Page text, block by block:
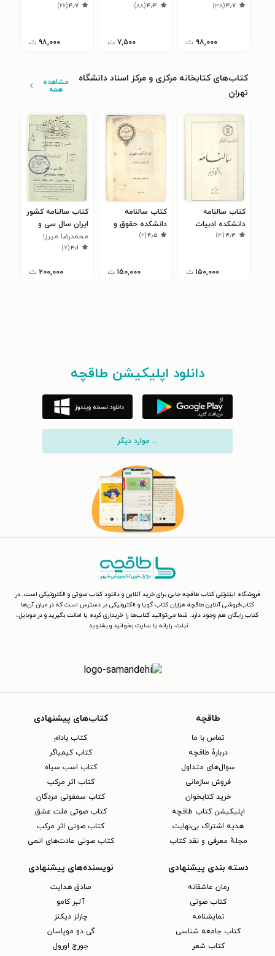
وطن۴٫۷(۳۸)
۹۸,۰۰۰ ت
۴٫۴(۸۸)
۷,۵۰۰ ت
سوگ
۴٫۷(۲۶)
۹۸,۰۰۰ ت
کتاب‌های کتابخانه مرکزی و مرکز اسناد دانشگاه
تهران
مشاهده
همه
کتاب سالنامه
دانشکده ادبیات
تبریز سال ۱۳۳۰
۳٫۳(۴)
۱۵۰,۰۰۰ ت
کتاب سالنامه
دانشکده حقوق و
علوم سیاسی و
۴٫۵(۲)
۱۵۰,۰۰۰ ت
کتاب سالنامه کشور
ایران سال سی و
یکم ۲۵۳۵
محمد‌رضا میرزا
زمانی
۳٫۱(۷)
۲۰۰,۰۰۰ ت
دانلود اپلیکیشن طاقچه
... موارد دیگر
فروشگاه اینترنتی کتاب طاقچه جایی برای خرید آنلاین و دانلود کتاب صوتی و الکترونیکی است. در
کتاب‌فروشی آنلاین طاقچه هزاران کتاب گویا و الکترونیکی در دسترس است که در میان آن‌ها
کتاب رایگان هم وجود دارد. شما می‌توانید کتاب‌ها را خریداری کرده یا امانت بگیرید و در موبایل،
تبلت، رایانه یا سایت بخوانید و بشنوید.
طاقچه
تماس با ما
دربارهٔ طاقچه
سوال‌های متداول
فروش سازمانی
خرید کتابخوان
اپلیکیشن کتاب طاقچه
هدیه اشتراک بی‌نهایت
مجلهٔ معرفی و نقد کتاب
کتاب‌های پیشنهادی
کتاب بادام
کتاب کیمیاگر
کتاب اسب سیاه
کتاب اثر مرکب
کتاب سمفونی مردگان
کتاب صوتی ملت عشق
کتاب صوتی اثر مرکب
کتاب صوتی عادت‌های اتمی
دسته بندی پیشنهادی
رمان عاشقانه
کتاب‌ صوتی
نمایشنامه
کتاب جامعه شناسی
کتاب شعر
نویسنده‌های پیشنهادی
صادق هدایت
آلبر کامو
چارلز دیکنز
گی دو موپاسان
جورج اورول